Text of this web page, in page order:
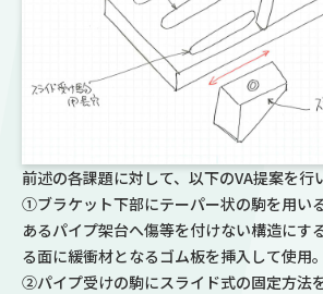
前述の各課題に対して、以下のVA提案を行
①ブラケット下部にテーパー状の駒を用い
あるパイプ架台へ傷等を付けない構造に
る面に緩衝材となるゴム板を挿入して使用。
②パイプ受けの駒にスライド式の固定方法